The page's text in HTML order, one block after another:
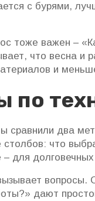
с бурями,
тоже важен –
что весна и
и
по
сравнили два
столбов: что
– для
вопросы.
дают